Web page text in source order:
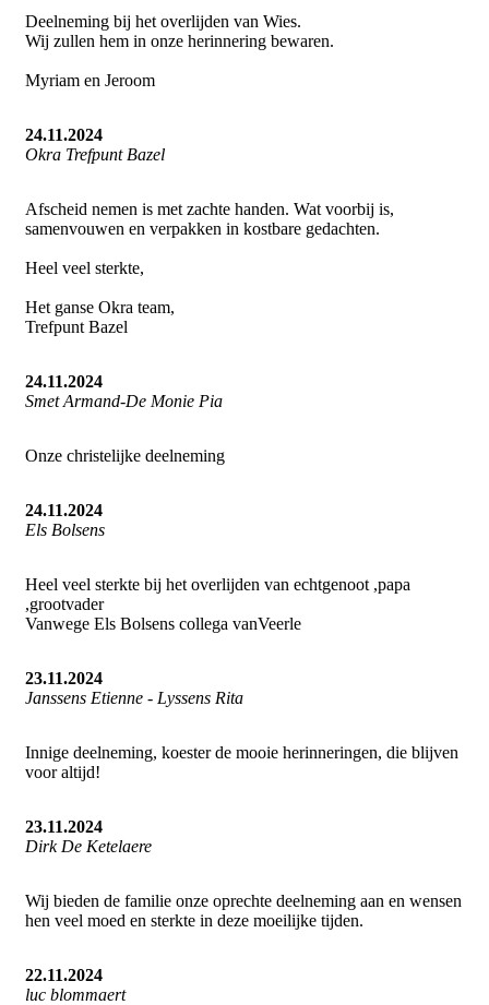
Deelneming bij het overlijden van Wies.
Wij zullen hem in onze herinnering bewaren.
Myriam en Jeroom
24.11.2024
Okra Trefpunt Bazel
Afscheid nemen is met zachte handen. Wat voorbij is,
samenvouwen en verpakken in kostbare gedachten.
Heel veel sterkte,
Het ganse Okra team,
Trefpunt Bazel
24.11.2024
Smet Armand-De Monie Pia
Onze christelijke deelneming
24.11.2024
Els Bolsens
Heel veel sterkte bij het overlijden van echtgenoot ,papa
,grootvader
Vanwege Els Bolsens collega vanVeerle
23.11.2024
Janssens Etienne - Lyssens Rita
Innige deelneming, koester de mooie herinneringen, die blijven
voor altijd!
23.11.2024
Dirk De Ketelaere
Wij bieden de familie onze oprechte deelneming aan en wensen
hen veel moed en sterkte in deze moeilijke tijden.
22.11.2024
luc blommaert